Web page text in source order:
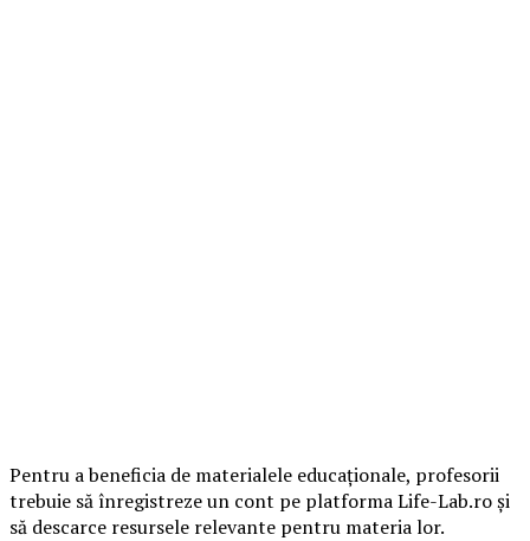
Pentru a beneficia de materialele educaționale, profesorii
trebuie să înregistreze un cont pe platforma Life-Lab.ro și
să descarce resursele relevante pentru materia lor.